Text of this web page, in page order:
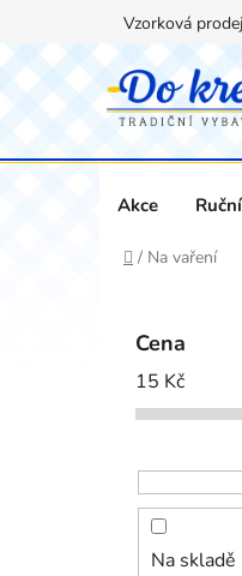
obsah
Vzorková
Akce
Domů
/ Na vaření
Cena
15 Kč
Na skladě